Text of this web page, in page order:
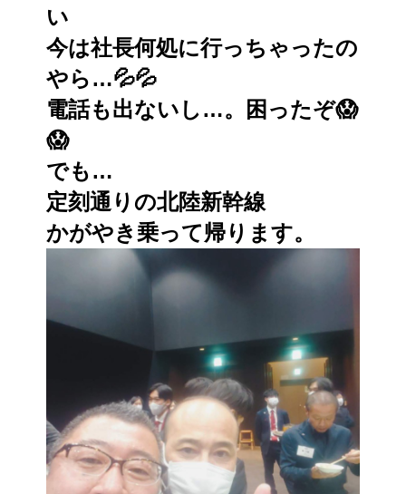
い
今は社長何処に行っちゃったの
やら…💦💦
電話も出ないし…。困ったぞ😱
😱
でも…
定刻通りの北陸新幹線
かがやき乗って帰ります。